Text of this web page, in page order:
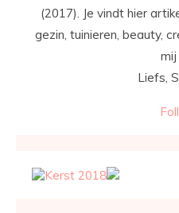
(2017). Je vindt hier
gezin, tuinieren, beauty,
mij
Liefs,